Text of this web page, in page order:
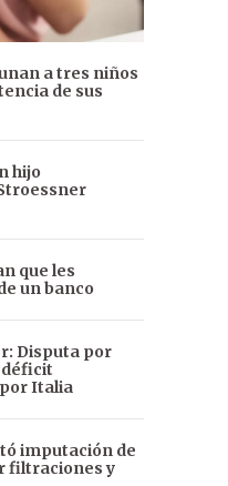
a tres niños
de sus
hijo
que les
un banco
Disputa por
déficit
Italia
imputación de
filtraciones y